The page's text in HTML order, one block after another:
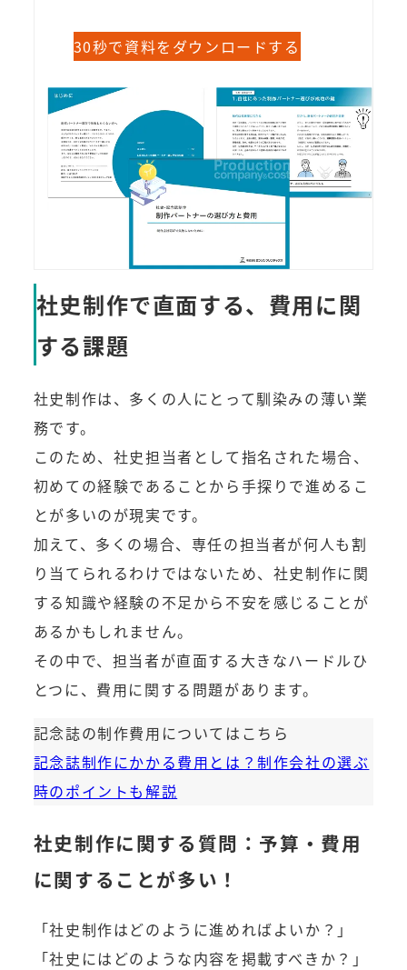
30秒で資料をダウンロードする
社史制作で直面する、費用に関
する課題
社史制作は、多くの人にとって馴染みの薄い業
務です。
このため、社史担当者として指名された場合、
初めての経験であることから手探りで進めるこ
とが多いのが現実です。
加えて、多くの場合、専任の担当者が何人も割
り当てられるわけではないため、社史制作に関
する知識や経験の不足から不安を感じることが
あるかもしれません。
その中で、担当者が直面する大きなハードルひ
とつに、費用に関する問題があります。
記念誌の制作費用についてはこちら
記念誌制作にかかる費用とは？制作会社の選ぶ
時のポイントも解説
社史制作に関する質問：予算・費用
に関することが多い！
「社史制作はどのように進めればよいか？」
「社史にはどのような内容を掲載すべきか？」